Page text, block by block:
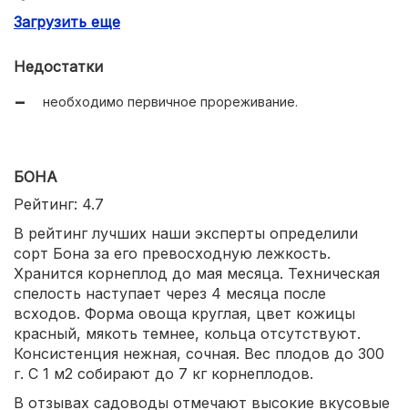
пригоден для разных климатических зон;
грунт культуры.
Загрузить еще
Недостатки
необходимо первичное прореживание.
БОНА
Рейтинг: 4.7
В рейтинг лучших наши эксперты определили
сорт Бона за его превосходную лежкость.
Хранится корнеплод до мая месяца. Техническая
спелость наступает через 4 месяца после
всходов. Форма овоща круглая, цвет кожицы
красный, мякоть темнее, кольца отсутствуют.
Консистенция нежная, сочная. Вес плодов до 300
г. С 1 м2 собирают до 7 кг корнеплодов.
В отзывах садоводы отмечают высокие вкусовые